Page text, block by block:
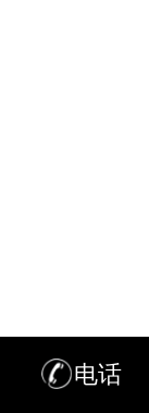
电话